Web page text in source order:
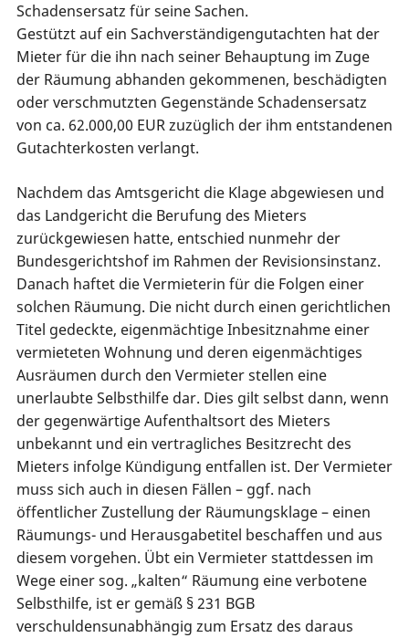
Schadensersatz für seine Sachen.
Gestützt auf ein Sachverständigengutachten hat der
Mieter für die ihn nach seiner Behauptung im Zuge
der Räumung abhanden gekommenen, beschädigten
oder verschmutzten Gegenstände Schadensersatz
von ca. 62.000,00 EUR zuzüglich der ihm entstandenen
Gutachterkosten verlangt.
Nachdem das Amtsgericht die Klage abgewiesen und
das Landgericht die Berufung des Mieters
zurückgewiesen hatte, entschied nunmehr der
Bundesgerichtshof im Rahmen der Revisionsinstanz.
Danach haftet die Vermieterin für die Folgen einer
solchen Räumung. Die nicht durch einen gerichtlichen
Titel gedeckte, eigenmächtige Inbesitznahme einer
vermieteten Wohnung und deren eigenmächtiges
Ausräumen durch den Vermieter stellen eine
unerlaubte Selbsthilfe dar. Dies gilt selbst dann, wenn
der gegenwärtige Aufenthaltsort des Mieters
unbekannt und ein vertragliches Besitzrecht des
Mieters infolge Kündigung entfallen ist. Der Vermieter
muss sich auch in diesen Fällen – ggf. nach
öffentlicher Zustellung der Räumungsklage – einen
Räumungs- und Herausgabetitel beschaffen und aus
diesem vorgehen. Übt ein Vermieter stattdessen im
Wege einer sog. „kalten“ Räumung eine verbotene
Selbsthilfe, ist er gemäß § 231 BGB
verschuldensunabhängig zum Ersatz des daraus